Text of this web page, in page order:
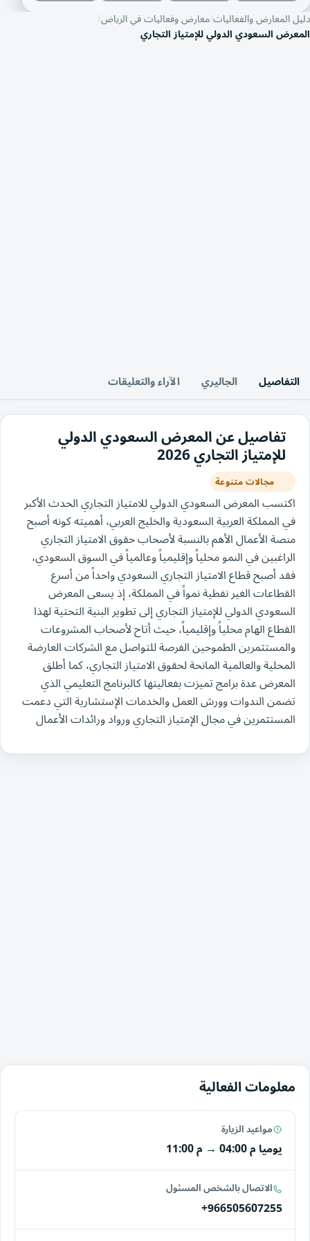
دليل المعارض والفعالياتمعارض وفعاليات في الرياض
المعرض السعودي الدولي للإمتياز التجاري
التفاصيل الجاليري الآراء والتعليقات
تفاصيل عن المعرض السعودي الدولي
للإمتياز التجاري 2026
مجالات متنوعة
اكتسب المعرض السعودي الدولي للامتياز التجاري الحدث الأكبر
في المملكة العربية السعودية والخليج العربي، أهميته كونه أصبح
منصة الأعمال الأهم بالنسبة لأصحاب حقوق الامتياز التجاري
الراغبين في النمو محلياً وإقليمياً وعالمياً في السوق السعودي،
فقد أصبح قطاع الامتياز التجاري السعودي واحداً من أسرع
القطاعات الغير نفطية نمواً في المملكة، إذ يسعى المعرض
السعودي الدولي للإمتياز التجاري إلى تطوير البنية التحتية لهذا
القطاع الهام محلياً وإقليمياً، حيث أتاح لأصحاب المشروعات
والمستثمرين الطموحين الفرصة للتواصل مع الشركات العارضة
المحلية والعالمية المانحة لحقوق الامتياز التجاري، كما أطلق
المعرض عدة برامج تميزت بفعاليتها كالبرنامج التعليمي الذي
تضمن الندوات وورش العمل والخدمات الإستشارية التي دعمت
المستثمرين في مجال الإمتياز التجاري ورواد ورائدات الأعمال
معلومات الفعالية
مواعيد الزيارة
يوميا04:00 م → 11:00 م
الاتصال بالشخص المسئول
+966505607255